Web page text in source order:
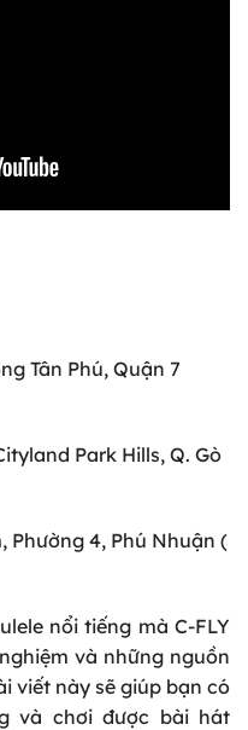
Tân Phú, Quận 7
Park Hills, Q. Gò
Phường 4, Phú Nhuận (
nổi tiếng mà C-FLY
và những nguồn
viết này sẽ giúp bạn có
và chơi được bài hát